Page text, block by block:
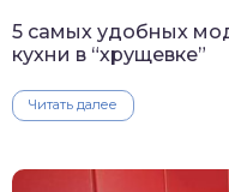
5 самых удобных
кухни в “хрущевке”
Читать далее